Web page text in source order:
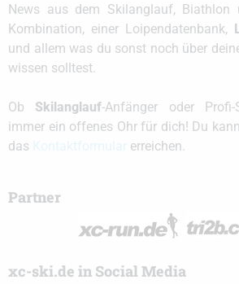
News aus dem Skilanglauf, Biathlon
Kombination, einer Loipendatenbank,
und allem was du sonst noch über
wissen solltest.
Ob Skilanglauf-Anfänger oder
immer ein offenes Ohr für dich! Du
das
erreichen.
Partner
xc-ski.de in Social Media